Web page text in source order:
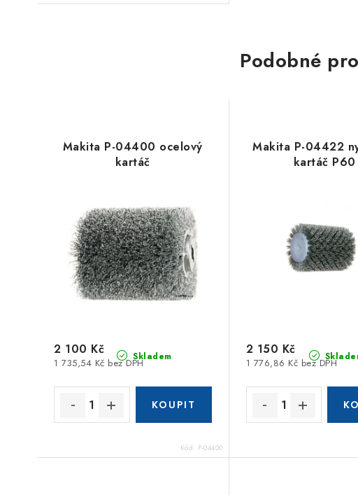
Podobné
Makita P-04400 ocelový
kartáč
Skladem
1 735,54 Kč bez DPH
2 100 Kč
Kód: P-04400
Makita P-04422
kartáč P60
1 776,86 Kč bez DPH
2 150 Kč